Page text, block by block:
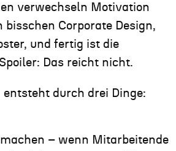
verwechseln Motivation
bisschen Corporate Design,
und fertig ist die
Das reicht nicht.
durch drei Dinge:
– wenn Mitarbeitende